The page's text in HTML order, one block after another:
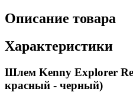
Описание товара
Характеристики
Шлем Kenny Explorer
красный - черный)